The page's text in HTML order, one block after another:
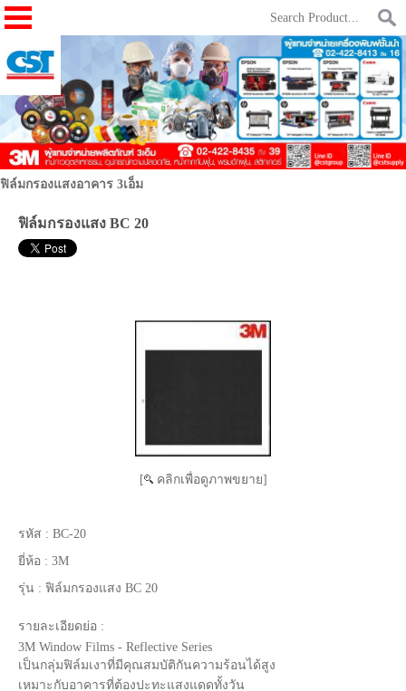
ฟิล์มกรองแสงอาคาร 3เอ็ม
ฟิล์มกรองแสง BC 20
[ คลิกเพื่อดูภาพขยาย]
รหัส : BC-20
ยี่ห้อ : 3M
รุ่น : ฟิล์มกรองแสง BC 20
รายละเอียดย่อ :
3M Window Films - Reflective Series
เป็นกลุ่มฟิล์มเงาที่มีคุณสมบัติกันความร้อนได้สูง
เหมาะกับอาคารที่ต้องปะทะแสงแดดทั้งวัน